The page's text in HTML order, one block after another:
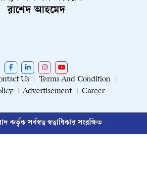
রাশেদ আহমেদ
Us
Terms And Condition
Advertisement Career
কর্তৃক সর্বস্বত্ব স্বত্বাধিকার সংরক্ষিত